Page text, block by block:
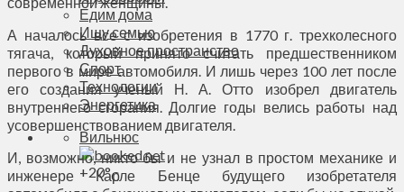
Едим дома
Ищу семью
Духовное пространство
Спорт
Технологии
Энергетика
Вильнюс
+20°C
А началось все с изобретения в 1770 г. трехколесного
тягача, который принято считать предшественником
первого в мире автомобиля. И лишь через 100 лет после
его создания ученый Н. А. Отто изобрел двигатель
внутреннего сгорания. Долгие годы велись работы над
усовершенствованием двигателя.
И, возможно, никто бы и не узнал в простом механике и
инженере Карле Бенце будущего изобретателя